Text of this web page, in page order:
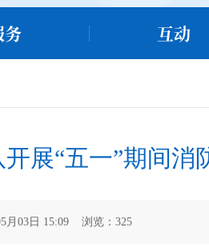
务 互动
展“五一”期间消
月03日 15:09 浏览： 325